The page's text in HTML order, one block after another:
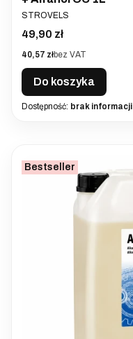
PRODUCENT
STROVELS
Cena
49,90 zł
Cena
40,57 złbez VAT
Do koszyka
Dostępność: brak informacji
Bestseller